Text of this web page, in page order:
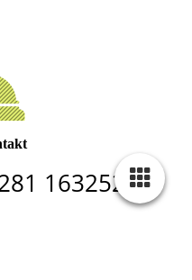
1632523